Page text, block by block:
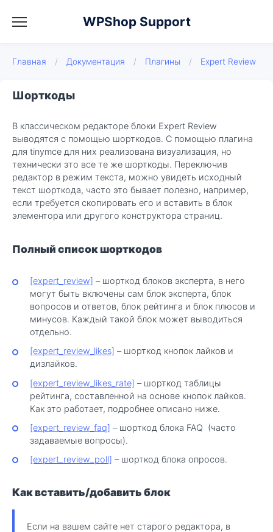
WPShop Support
Главная / Документация / Плагины / Expert Review
Шорткоды
В классическом редакторе блоки Expert Review
выводятся с помощью шорткодов. С помощью плагина
для tinymce для них реализована визуализация, но
технически это все те же шорткоды. Переключив
редактор в режим текста, можно увидеть исходный
текст шорткода, часто это бывает полезно, например,
если требуется скопировать его и вставить в блок
элементора или другого конструктора страниц.
Полный список шорткодов
[expert_review] – шорткод блоков эксперта, в него
могут быть включены сам блок эксперта, блок
вопросов и ответов, блок рейтинга и блок плюсов и
минусов. Каждый такой блок может выводиться
отдельно.
[expert_review_likes] – шорткод кнопок лайков и
дизлайков.
[expert_review_likes_rate] – шорткод таблицы
рейтинга, составленной на основе кнопок лайков.
Как это работает, подробнее описано ниже.
[expert_review_faq] – шорткод блока FAQ (часто
задаваемые вопросы).
[expert_review_poll] – шорткод блока опросов.
Как вставить/добавить блок
Если на вашем сайте нет старого редактора, в